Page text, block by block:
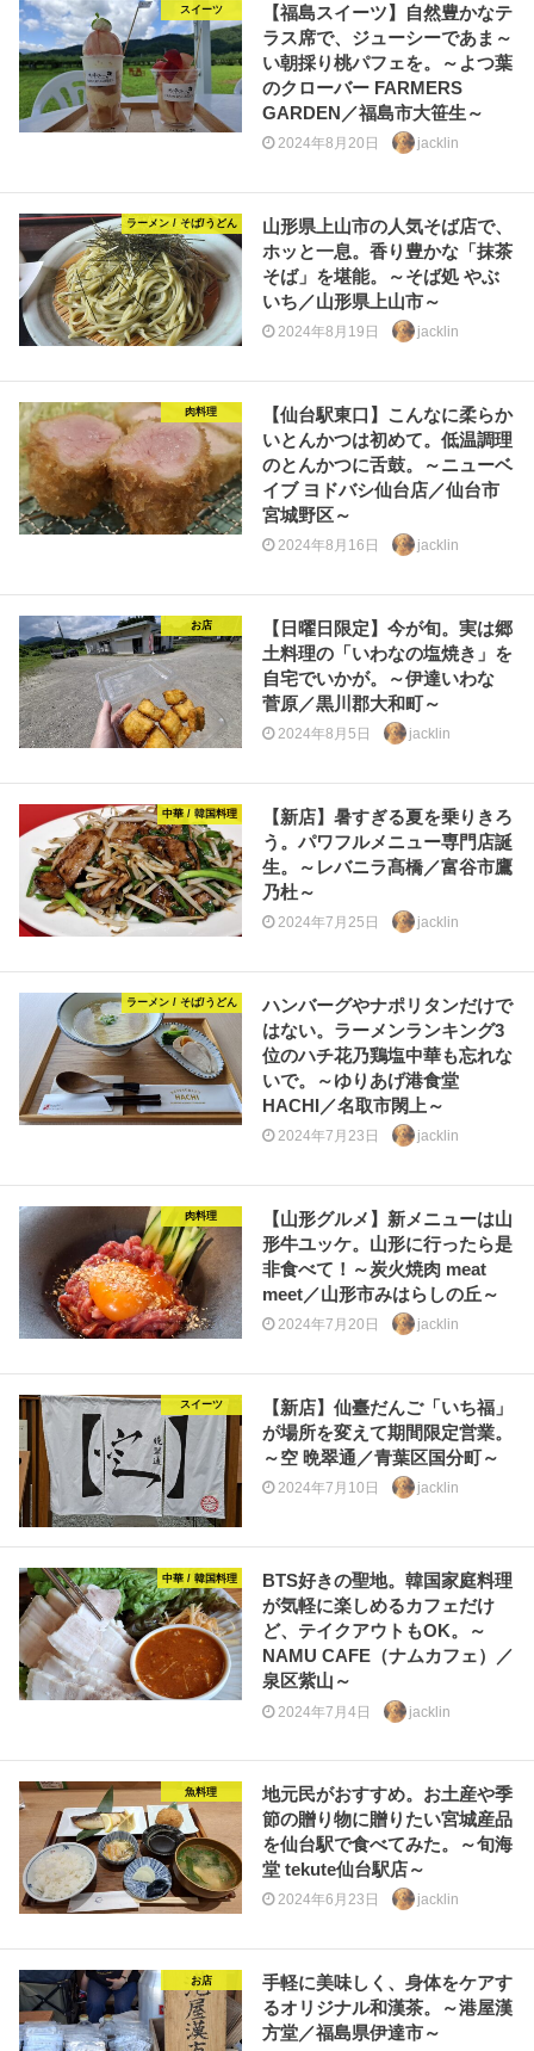
スイーツ
【福島スイーツ】自然豊かなテ
ラス席で、ジューシーであま～
い朝採り桃パフェを。～よつ葉
のクローバー FARMERS
GARDEN／福島市大笹生～
2024年8月20日 jacklin
ラーメン / そば/うどん
山形県上山市の人気そば店で、
ホッと一息。香り豊かな「抹茶
そば」を堪能。～そば処 やぶ
いち／山形県上山市～
2024年8月19日 jacklin
肉料理
【仙台駅東口】こんなに柔らか
いとんかつは初めて。低温調理
のとんかつに舌鼓。～ニューベ
イブ ヨドバシ仙台店／仙台市
宮城野区～
2024年8月16日 jacklin
お店
【日曜日限定】今が旬。実は郷
土料理の「いわなの塩焼き」を
自宅でいかが。～伊達いわな
菅原／黒川郡大和町～
2024年8月5日 jacklin
中華 / 韓国料理
【新店】暑すぎる夏を乗りきろ
う。パワフルメニュー専門店誕
生。～レバニラ髙橋／富谷市鷹
乃杜～
2024年7月25日 jacklin
ラーメン / そば/うどん
ハンバーグやナポリタンだけで
はない。ラーメンランキング3
位のハチ花乃鶏塩中華も忘れな
いで。～ゆりあげ港食堂
HACHI／名取市閖上～
2024年7月23日 jacklin
肉料理
【山形グルメ】新メニューは山
形牛ユッケ。山形に行ったら是
非食べて！～炭火焼肉 meat
meet／山形市みはらしの丘～
2024年7月20日 jacklin
スイーツ
【新店】仙臺だんご「いち福」
が場所を変えて期間限定営業。
～空 晩翠通／青葉区国分町～
2024年7月10日 jacklin
中華 / 韓国料理
BTS好きの聖地。韓国家庭料理
が気軽に楽しめるカフェだけ
ど、テイクアウトもOK。～
NAMU CAFE（ナムカフェ）／
泉区紫山～
2024年7月4日 jacklin
魚料理
地元民がおすすめ。お土産や季
節の贈り物に贈りたい宮城産品
を仙台駅で食べてみた。～旬海
堂 tekute仙台駅店～
2024年6月23日 jacklin
お店
手軽に美味しく、身体をケアす
るオリジナル和漢茶。～港屋漢
方堂／福島県伊達市～